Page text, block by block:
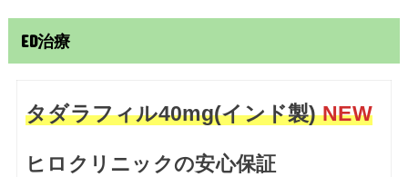
ED治療
タダラフィル40mg(インド製)NEW
ヒロクリニックの安心保証